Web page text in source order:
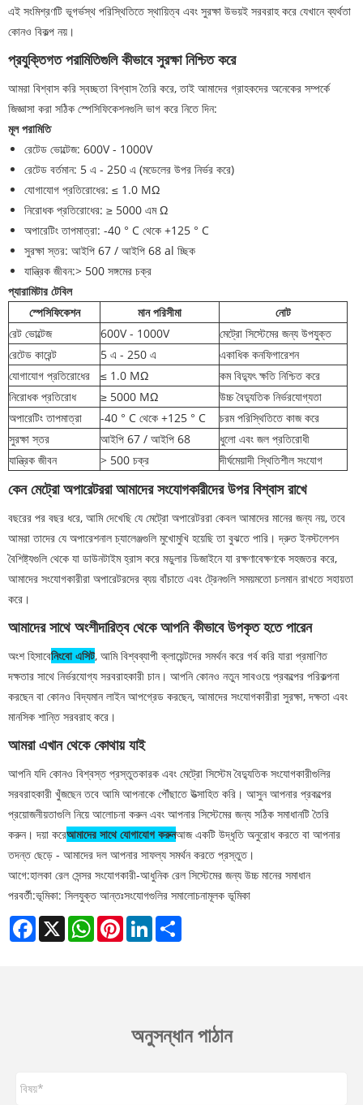
এই সংমিশ্রণটি ভূগর্ভস্থ পরিস্থিতিতে স্থায়িত্ব এবং সুরক্ষা উভয়ই সরবরাহ করে যেখানে ব্যর্থতা
কোনও বিকল্প নয়।
প্রযুক্তিগত পরামিতিগুলি কীভাবে সুরক্ষা নিশ্চিত করে
আমরা বিশ্বাস করি স্বচ্ছতা বিশ্বাস তৈরি করে, তাই আমাদের গ্রাহকদের অনেকের সম্পর্কে
জিজ্ঞাসা করা সঠিক স্পেসিফিকেশনগুলি ভাগ করে নিতে দিন:
মূল পরামিতি
রেটেড ভোল্টেজ: 600V - 1000V
রেটেড বর্তমান: 5 এ - 250 এ (মডেলের উপর নির্ভর করে)
যোগাযোগ প্রতিরোধের: ≤ 1.0 MΩ
নিরোধক প্রতিরোধের: ≥ 5000 এম Ω
অপারেটিং তাপমাত্রা: -40 ° C থেকে +125 ° C
সুরক্ষা স্তর: আইপি 67 / আইপি 68 al চ্ছিক
যান্ত্রিক জীবন:> 500 সঙ্গমের চক্র
প্যারামিটার টেবিল
স্পেসিফিকেশন
মান পরিসীমা
নোট
রেট ভোল্টেজ
600V - 1000V
মেট্রো সিস্টেমের জন্য উপযুক্ত
রেটেড কারেন্ট
5 এ - 250 এ
একাধিক কনফিগারেশন
যোগাযোগ প্রতিরোধের
≤ 1.0 MΩ
কম বিদ্যুৎ ক্ষতি নিশ্চিত করে
নিরোধক প্রতিরোধ
≥ 5000 MΩ
উচ্চ বৈদ্যুতিক নির্ভরযোগ্যতা
অপারেটিং তাপমাত্রা
-40 ° C থেকে +125 ° C
চরম পরিস্থিতিতে কাজ করে
সুরক্ষা স্তর
আইপি 67 / আইপি 68
ধুলো এবং জল প্রতিরোধী
যান্ত্রিক জীবন
> 500 চক্র দীর্ঘমেয়াদী স্থিতিশীল সংযোগ
কেন মেট্রো অপারেটররা আমাদের সংযোগকারীদের উপর বিশ্বাস রাখে
বছরের পর বছর ধরে, আমি দেখেছি যে মেট্রো অপারেটররা কেবল আমাদের মানের জন্য নয়, তবে
আমরা তাদের যে অপারেশনাল চ্যালেঞ্জগুলি মুখোমুখি হয়েছি তা বুঝতে পারি। দ্রুত ইনস্টলেশন
বৈশিষ্ট্যগুলি থেকে যা ডাউনটাইম হ্রাস করে মডুলার ডিজাইনে যা রক্ষণাবেক্ষণকে সহজতর করে,
আমাদের সংযোগকারীরা অপারেটরদের ব্যয় বাঁচাতে এবং ট্রেনগুলি সময়মতো চলমান রাখতে সহায়তা
করে।
আমাদের সাথে অংশীদারিত্ব থেকে আপনি কীভাবে উপকৃত হতে পারেন
অংশ হিসাবেনিংবো এসিট, আমি বিশ্বব্যাপী ক্লায়েন্টদের সমর্থন করে গর্ব করি যারা প্রমাণিত
দক্ষতার সাথে নির্ভরযোগ্য সরবরাহকারী চান। আপনি কোনও নতুন সাবওয়ে প্রকল্পের পরিকল্পনা
করছেন বা কোনও বিদ্যমান লাইন আপগ্রেড করছেন, আমাদের সংযোগকারীরা সুরক্ষা, দক্ষতা এবং
মানসিক শান্তি সরবরাহ করে।
আমরা এখান থেকে কোথায় যাই
আপনি যদি কোনও বিশ্বস্ত প্রস্তুতকারক এবং মেট্রো সিস্টেম বৈদ্যুতিক সংযোগকারীগুলির
সরবরাহকারী খুঁজছেন তবে আমি আপনাকে পৌঁছাতে উত্সাহিত করি। আসুন আপনার প্রকল্পের
প্রয়োজনীয়তাগুলি নিয়ে আলোচনা করুন এবং আপনার সিস্টেমের জন্য সঠিক সমাধানটি তৈরি
করুন। দয়া করেআমাদের সাথে যোগাযোগ করুনআজ একটি উদ্ধৃতি অনুরোধ করতে বা আপনার
তদন্ত ছেড়ে - আমাদের দল আপনার সাফল্য সমর্থন করতে প্রস্তুত।
আগে:হালকা রেল সেন্সর সংযোগকারী-আধুনিক রেল সিস্টেমের জন্য উচ্চ মানের সমাধান
পরবর্তী:ভূমিকা: সিলযুক্ত আন্তঃসংযোগগুলির সমালোচনামূলক ভূমিকা
Facebook
X WhatsAppPinterestLinkedIn
অনুসন্ধান পাঠান